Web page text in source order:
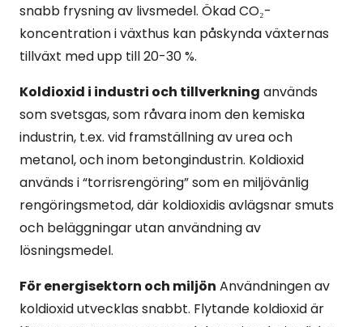
snabb frysning av livsmedel. Ökad CO₂-
koncentration i växthus kan påskynda växternas
tillväxt med upp till 20-30 %.
Koldioxid i industri och tillverkning används
som svetsgas, som råvara inom den kemiska
industrin, t.ex. vid framställning av urea och
metanol, och inom betongindustrin. Koldioxid
används i “torrisrengöring” som en miljövänlig
rengöringsmetod, där koldioxidis avlägsnar smuts
och beläggningar utan användning av
lösningsmedel.
För energisektorn och miljön Användningen av
koldioxid utvecklas snabbt. Flytande koldioxid är